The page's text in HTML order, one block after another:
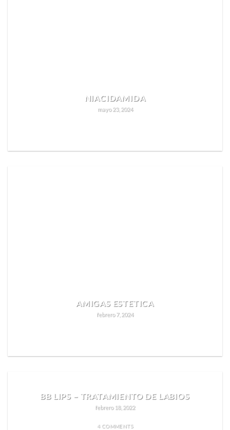
NIACIDAMIDA
mayo 23, 2024
AMIGAS ESTETICA
febrero 7, 2024
BB LIPS – TRATAMIENTO DE LABIOS
febrero 18, 2022
4 COMMENTS